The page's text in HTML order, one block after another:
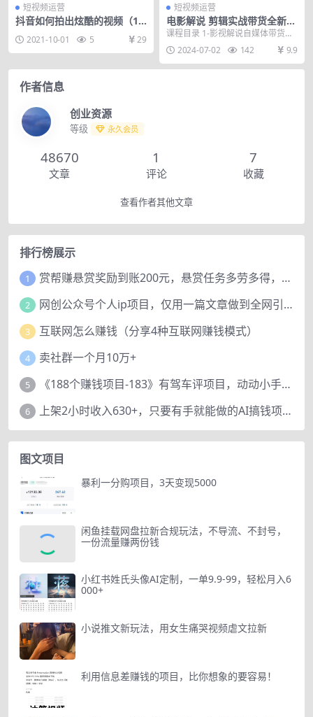
短视频运营
抖音如何拍出炫酷的视频（12
2021-10-01 5 29
短视频运营
电影解说 剪辑实战带货全新蓝
海市场，电影解说实战课程
课程目录 1-影视解说自媒体带货新
玩法_1.mp4 2-影视解说选品及解说
规范标...
2024-07-02 142 9.9
作者信息
创业资源
等级 永久会员
48670
文章
1
评论
7
收藏
查看作者其他文章
排行榜展示
1 赏帮赚悬赏奖励到账200元，悬赏任务多劳多得，人人可做。
2 网创公众号个人ip项目，仅用一篇文章做到全网引流！
3 互联网怎么赚钱（分享4种互联网赚钱模式）
4 卖社群一个月10万+
5 《188个赚钱项目-183》有驾车评项目，动动小手，复制粘贴赚44元！
6 上架2小时收入630+，只要有手就能做的AI搞钱项目，奶奶看完都能学会!
图文项目
暴利一分购项目，3天变现5000
闲鱼挂载网盘拉新合规玩法，不导流、不封号，
一份流量赚两份钱
小红书姓氏头像AI定制，一单9.9-99，轻松月入6
000+
小说推文新玩法，用女生痛哭视频虐文拉新
利用信息差赚钱的项目，比你想象的要容易！